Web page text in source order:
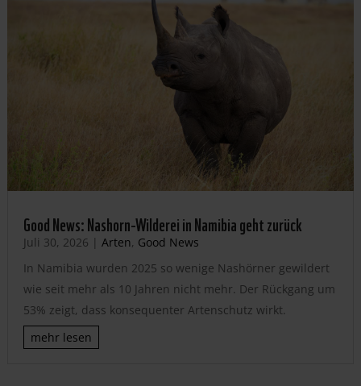
Good News: Nashorn-Wilderei in Namibia geht zurück
Juli 30, 2026 | Arten, Good News
In Namibia wurden 2025 so wenige Nashörner gewildert
wie seit mehr als 10 Jahren nicht mehr. Der Rückgang um
53% zeigt, dass konsequenter Artenschutz wirkt.
mehr lesen